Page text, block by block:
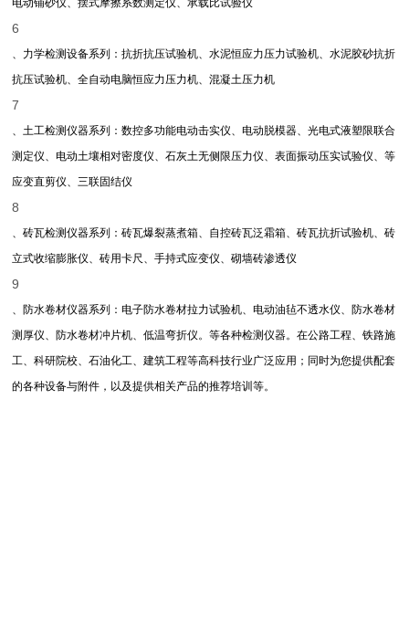
电动铺砂仪、摆式摩擦系数测定仪、承载比试验仪
6
、力学检测设备系列：抗折抗压试验机、水泥恒应力压力试验机、水泥胶砂抗折
抗压试验机、全自动电脑恒应力压力机、混凝土压力机
7
、土工检测仪器系列：数控多功能电动击实仪、电动脱模器、光电式液塑限联合
测定仪、电动土壤相对密度仪、石灰土无侧限压力仪、表面振动压实试验仪、等
应变直剪仪、三联固结仪
8
、砖瓦检测仪器系列：砖瓦爆裂蒸煮箱、自控砖瓦泛霜箱、砖瓦抗折试验机、砖
立式收缩膨胀仪、砖用卡尺、手持式应变仪、砌墙砖渗透仪
9
、防水卷材仪器系列：电子防水卷材拉力试验机、电动油毡不透水仪、防水卷材
测厚仪、防水卷材冲片机、低温弯折仪。等各种检测仪器。在公路工程、铁路施
工、科研院校、石油化工、建筑工程等高科技行业广泛应用；同时为您提供配套
的各种设备与附件，以及提供相关产品的推荐培训等。